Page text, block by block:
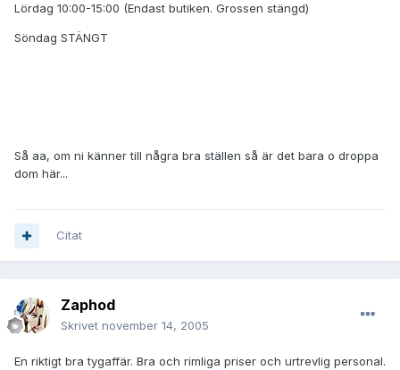
Lördag 10:00-15:00 (Endast butiken. Grossen stängd)
Söndag STÄNGT
Så aa, om ni känner till några bra ställen så är det bara o droppa
dom här...
Citat
Zaphod
Skrivet november 14, 2005
En riktigt bra tygaffär. Bra och rimliga priser och urtrevlig personal.